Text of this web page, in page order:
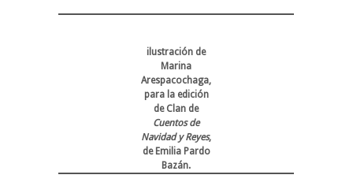
ilustración de
Marina
Arespacochaga,
para la edición
de Clan de
Cuentos de
Navidad y Reyes,
de Emilia Pardo
Bazán.